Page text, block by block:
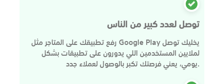
توصل لعدد كبير من الناس
رفع تطبيقك على المتاجر مثل Google Play يخليك توصل
لملايين المستخدمين اللي يدورون على تطبيقات بشكل
يومي، يعني فرصتك تكبر بالوصول لعملاء جدد.